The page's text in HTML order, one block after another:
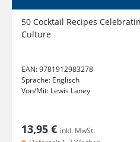
50 Cocktail Recipes
Culture
EAN:9781912983278
Sprache: Englisch
Von/Mit: Lewis Laney
13,95 € inkl. MwSt.